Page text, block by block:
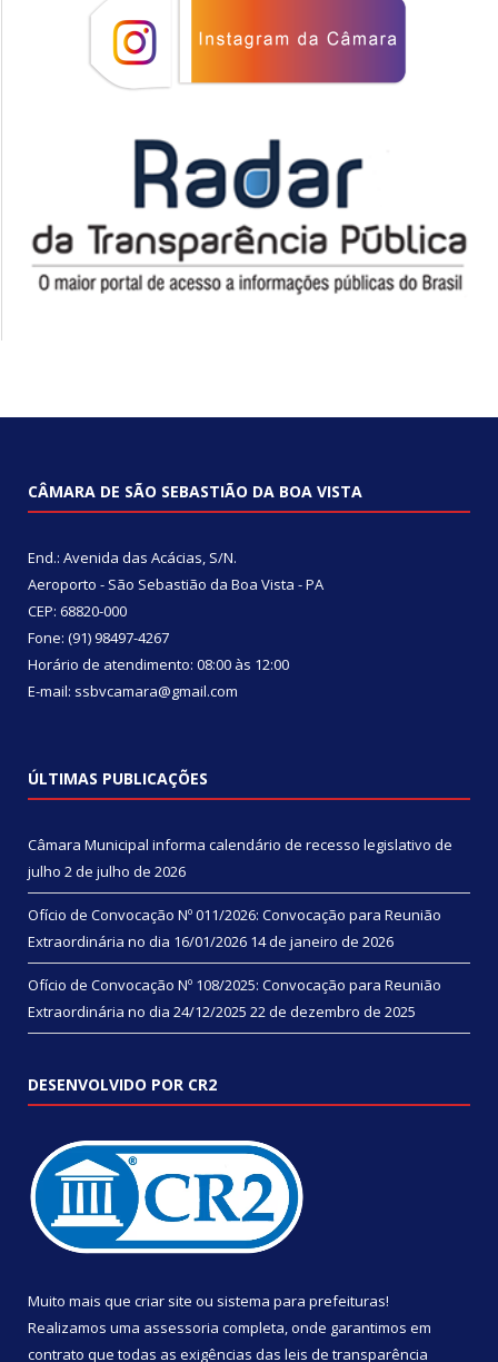
CÂMARA DE SÃO SEBASTIÃO DA BOA VISTA
End.: Avenida das Acácias, S/N.
Aeroporto - São Sebastião da Boa Vista - PA
CEP: 68820-000
Fone: (91) 98497-4267
Horário de atendimento: 08:00 às 12:00
E-mail: ssbvcamara@gmail.com
ÚLTIMAS PUBLICAÇÕES
Câmara Municipal informa calendário de recesso legislativo de
julho 2 de julho de 2026
Ofício de Convocação Nº 011/2026: Convocação para Reunião
Extraordinária no dia 16/01/2026 14 de janeiro de 2026
Ofício de Convocação Nº 108/2025: Convocação para Reunião
Extraordinária no dia 24/12/2025 22 de dezembro de 2025
DESENVOLVIDO POR CR2
Muito mais que criar site ou sistema para prefeituras!
Realizamos uma assessoria completa, onde garantimos em
contrato que todas as exigências das leis de transparência